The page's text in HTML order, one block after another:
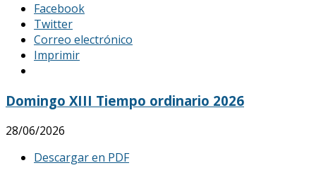
Facebook
Twitter
Correo electrónico
Imprimir
Domingo XIII Tiempo ordinario 2026
28/06/2026
Descargar en PDF